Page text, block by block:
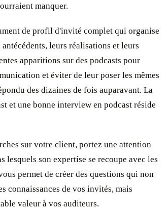
manquer.
de profil d'invité complet qui organise
leurs réalisations et leurs
apparitions sur des podcasts pour
et éviter de leur poser les mêmes
des dizaines de fois auparavant. La
et une bonne interview en podcast réside
sur votre client, portez une attention
lesquels son expertise se recoupe avec les
permet de créer des questions qui non
connaissances de vos invités, mais
valeur à vos auditeurs.